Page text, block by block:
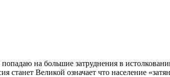
попадаю на большие затруднения в
станет Великой означает что население